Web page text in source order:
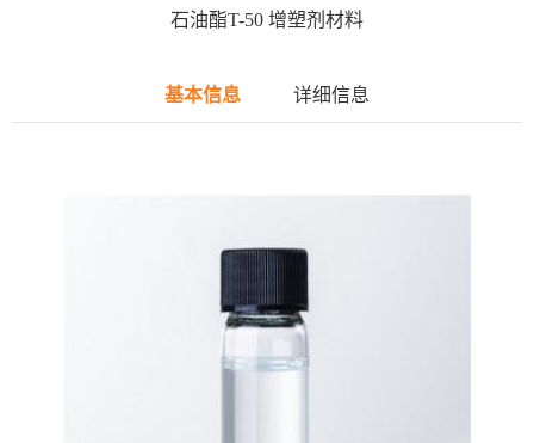
石油酯T-50 增塑剂材料
基本信息 详细信息